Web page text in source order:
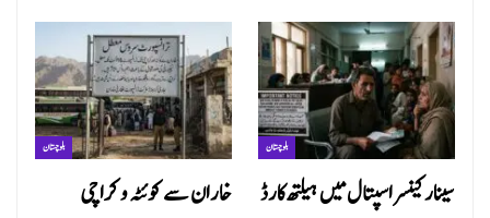
بلوچستان
خاران سے کوئٹہ و کراچی
بلوچستان
سینار کینسر اسپتال میں ہیلتھ کارڈ